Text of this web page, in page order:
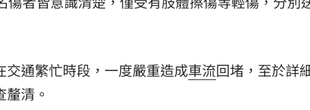
交通繁忙時段，一度嚴重造成車流回堵，至於詳
清。